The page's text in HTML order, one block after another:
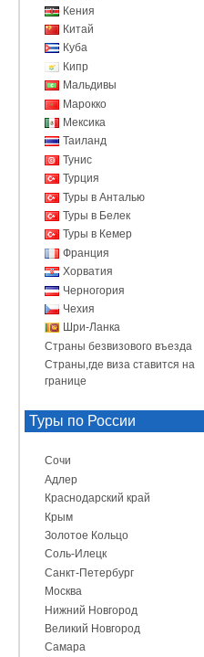
Кения
Китай
Куба
Кипр
Мальдивы
Марокко
Мексика
Таиланд
Тунис
Турция
Туры в Анталью
Туры в Белек
Туры в Кемер
Франция
Хорватия
Черногория
Чехия
Шри-Ланка
Страны безвизового въезда
Страны,где виза ставится на
границе
Туры по России
Сочи
Адлер
Краснодарский край
Крым
Золотое Кольцо
Соль-Илецк
Санкт-Петербург
Москва
Нижний Новгород
Великий Новгород
Самара